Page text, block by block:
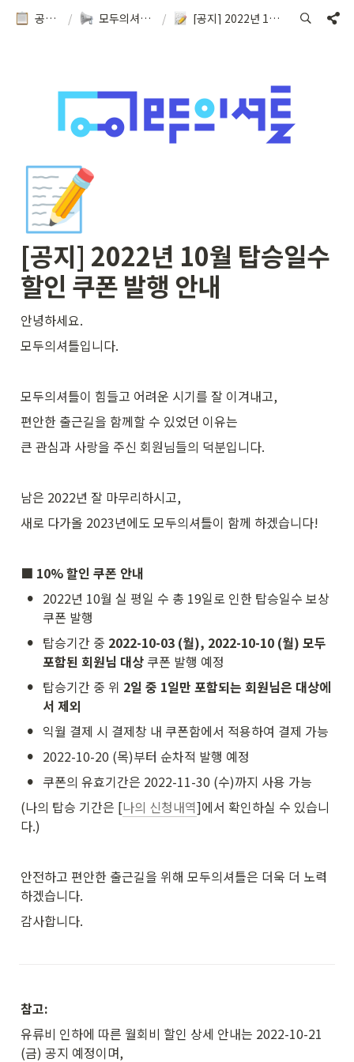
공지&이용방법 / 모두의셔틀 소식을 확인해보세요! / [공지] 2022년 10월 탑승일수 할인 쿠폰 발행 안내
📝
[공지] 2022년 10월 탑승일수
할인 쿠폰 발행 안내
안녕하세요.
모두의셔틀입니다.
모두의셔틀이 힘들고 어려운 시기를 잘 이겨내고,
편안한 출근길을 함께할 수 있었던 이유는
큰 관심과 사랑을 주신 회원님들의 덕분입니다.
남은 2022년 잘 마무리하시고,
새로 다가올 2023년에도 모두의셔틀이 함께 하겠습니다!
■ 10% 할인 쿠폰 안내
• 2022년 10월 실 평일 수 총 19일로 인한 탑승일수 보상
쿠폰 발행
• 탑승기간 중 2022-10-03 (월), 2022-10-10 (월) 모두
포함된 회원님 대상 쿠폰 발행 예정
• 탑승기간 중 위 2일 중 1일만 포함되는 회원님은 대상에
서 제외
• 익월 결제 시 결제창 내 쿠폰함에서 적용하여 결제 가능
• 2022-10-20 (목)부터 순차적 발행 예정
• 쿠폰의 유효기간은 2022-11-30 (수)까지 사용 가능
(나의 탑승 기간은 [나의 신청내역]에서 확인하실 수 있습니
다.)
안전하고 편안한 출근길을 위해 모두의셔틀은 더욱 더 노력
하겠습니다.
감사합니다.
참고:
유류비 인하에 따른 월회비 할인 상세 안내는 2022-10-21
(금) 공지 예정이며,